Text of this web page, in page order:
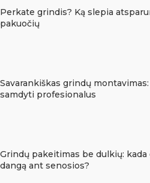
Perkate grindis? Ką slepia
pakuočių
Savarankiškas grindų
samdyti profesionalus
Grindų pakeitimas be dulkių:
dangą ant senosios?